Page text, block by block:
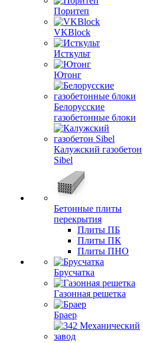
Поритеп
VKBlock
Исткульт
Ютонг
Белорусские
газобетонные блоки
Калужский газобетон
Sibel
Бетонные плиты
перекрытия
Плиты ПБ
Плиты ПК
Плиты ПНО
Брусчатка
Газонная решетка
Браер